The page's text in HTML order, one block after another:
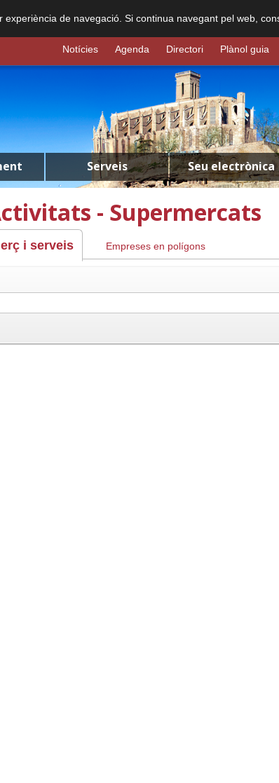
de navegació. Si continua navegant pel web,
Notícies Agenda Directori Plànol guia
Serveis Seu electrònica
- Supermercats
i serveis Empreses en polígons